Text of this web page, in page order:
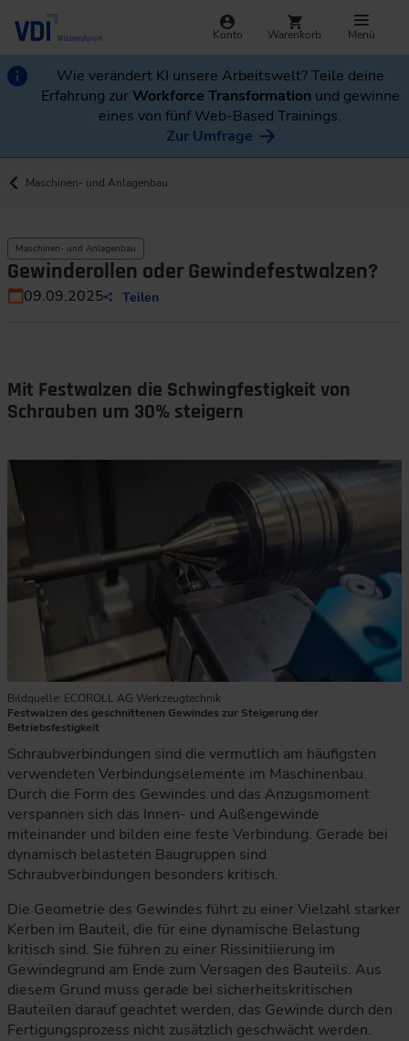
Konto Warenkorb Menü
Wie verändert KI unsere Arbeitswelt? Teile deine
Erfahrung zurWorkforce Transformation und gewinne
eines von fünf Web-Based Trainings.
Zur Umfrage
Maschinen- und Anlagenbau
Maschinen- und Anlagenbau
Gewinderollen oder Gewindefestwalzen?
09.09.2025 Teilen
Mit Festwalzen die Schwingfestigkeit von
Schrauben um 30% steigern
Bildquelle: ECOROLL AG Werkzeugtechnik
Festwalzen des geschnittenen Gewindes zur Steigerung der
Betriebsfestigkeit
Schraubverbindungen sind die vermutlich am häufigsten
verwendeten Verbindungselemente im Maschinenbau.
Durch die Form des Gewindes und das Anzugsmoment
verspannen sich das Innen- und Außengewinde
miteinander und bilden eine feste Verbindung. Gerade bei
dynamisch belasteten Baugruppen sind
Schraubverbindungen besonders kritisch.
Die Geometrie des Gewindes führt zu einer Vielzahl starker
Kerben im Bauteil, die für eine dynamische Belastung
kritisch sind. Sie führen zu einer Rissinitiierung im
Gewindegrund am Ende zum Versagen des Bauteils. Aus
diesem Grund muss gerade bei sicherheitskritischen
Bauteilen darauf geachtet werden, das Gewinde durch den
Fertigungsprozess nicht zusätzlich geschwächt werden.